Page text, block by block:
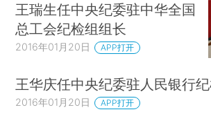
王瑞生任中央纪委驻中华全国
总工会纪检组组长
2016年01月20日 APP打开
王华庆任中央纪委驻人民银行
2016年01月20日 APP打开